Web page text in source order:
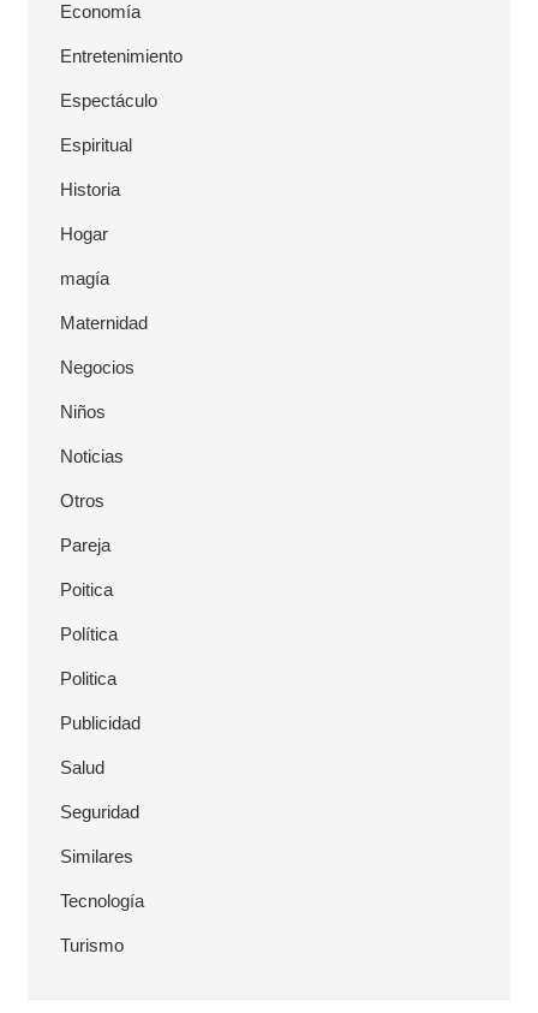
Economía
Entretenimiento
Espectáculo
Espiritual
Historia
Hogar
magía
Maternidad
Negocios
Niños
Noticias
Otros
Pareja
Poitica
Política
Politica
Publicidad
Salud
Seguridad
Similares
Tecnología
Turismo